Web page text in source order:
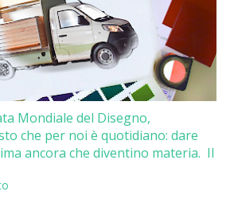
Mondiale del Disegno,
che per noi è quotidiano: dare
ancora che diventino materia. Il